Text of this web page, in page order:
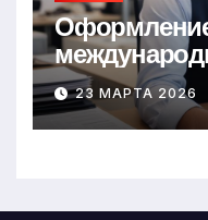
23 МАРТА 2026